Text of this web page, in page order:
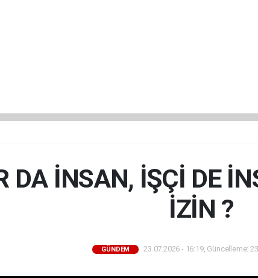
DA İNSAN, İŞÇİ DE
İZİN ?
GÜNDEM 23.07.2026 - 16:19, Güncelleme: